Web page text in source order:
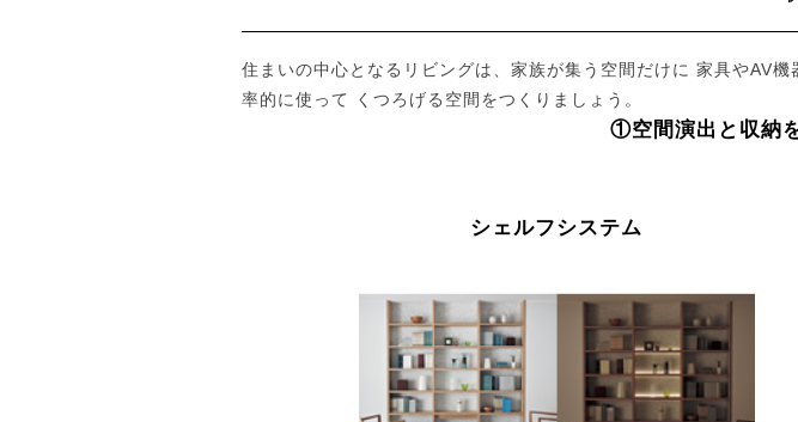
住まいの中心となるリビングは、家族が集う空間だけに 家具やAV
率的に使って くつろげる空間をつくりましょう。
①空間演出と収納
シェルフシステム